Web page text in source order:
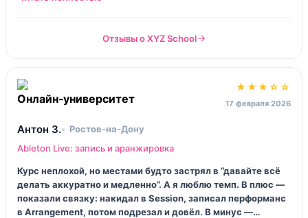
Отзывы о XYZ School
★★★☆☆
17 февраля 2026
Антон З.
Ростов‑на‑Дону
Ableton Live: запись и аранжировка
Курс неплохой, но местами будто застрял в “давайте всё
делать аккуратно и медленно”. А я люблю темп. В плюс —
показали связку: накидал в Session, записал перформанс
в Arrangement, потом подрезал и довёл. В минус —